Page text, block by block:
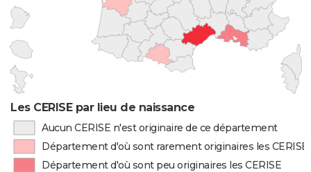
Les CERISE par lieu de naissance
Aucun CERISE n'est originaire de ce département
Département d'où sont rarement originaires les CERISE
Département d'où sont peu originaires les CERISE